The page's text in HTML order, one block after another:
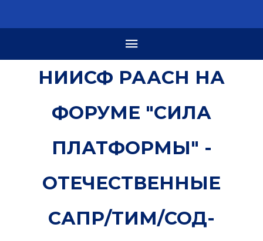
НИИСФ РААСН НА
ФОРУМЕ "СИЛА
ПЛАТФОРМЫ" -
ОТЕЧЕСТВЕННЫЕ
САПР/ТИМ/СОД-